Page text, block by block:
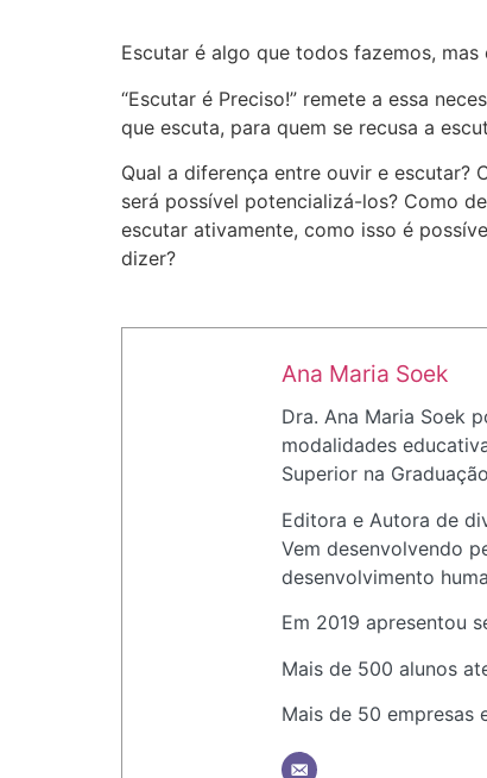
Escutar é algo que todos fazemos,
“Escutar é Preciso!” remete a essa
que escuta, para quem se recusa a
Qual a diferença entre ouvir e escutar?
será possível potencializá-los? Como
escutar ativamente, como isso é
dizer?
Ana Maria Soek
Dra. Ana Maria Soek
modalidades
Superior na
Editora e Autora de
Vem desenvolvendo
desenvolvimento
Em 2019 apresentou
Mais de 500 alunos
Mais de 50 empresas